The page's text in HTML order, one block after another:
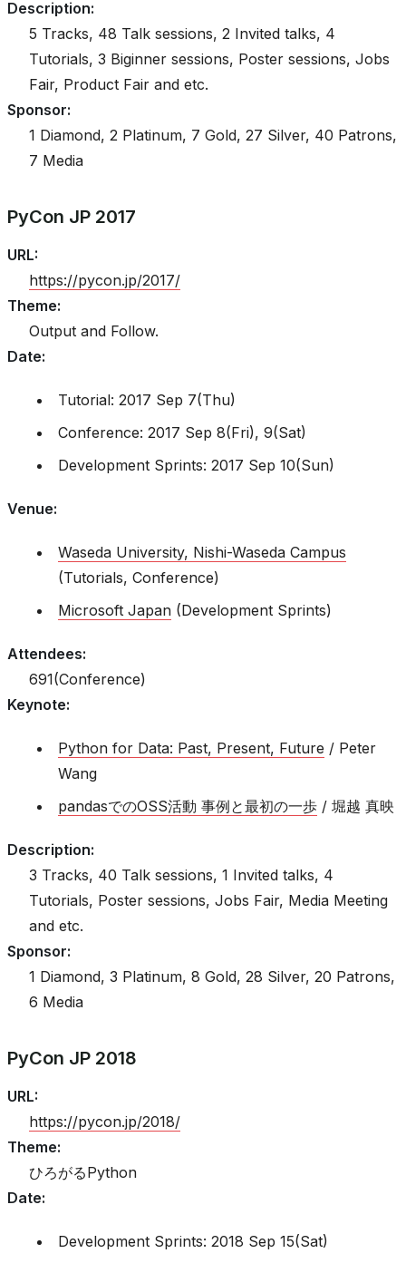
Description:
5 Tracks, 48 Talk sessions, 2 Invited talks, 4
Tutorials, 3 Biginner sessions, Poster sessions, Jobs
Fair, Product Fair and etc.
Sponsor:
1 Diamond, 2 Platinum, 7 Gold, 27 Silver, 40 Patrons,
7 Media
PyCon JP 2017
URL:
https://pycon.jp/2017/
Theme:
Output and Follow.
Date:
Tutorial: 2017 Sep 7(Thu)
Conference: 2017 Sep 8(Fri), 9(Sat)
Development Sprints: 2017 Sep 10(Sun)
Venue:
Waseda University, Nishi-Waseda Campus
(Tutorials, Conference)
Microsoft Japan (Development Sprints)
Attendees:
691(Conference)
Keynote:
Python for Data: Past, Present, Future / Peter
Wang
pandasでのOSS活動 事例と最初の一歩 / 堀越 真映
Description:
3 Tracks, 40 Talk sessions, 1 Invited talks, 4
Tutorials, Poster sessions, Jobs Fair, Media Meeting
and etc.
Sponsor:
1 Diamond, 3 Platinum, 8 Gold, 28 Silver, 20 Patrons,
6 Media
PyCon JP 2018
URL:
https://pycon.jp/2018/
Theme:
ひろがるPython
Date:
Development Sprints: 2018 Sep 15(Sat)